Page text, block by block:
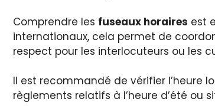
Comprendre les fuseaux horaires est
internationaux, cela permet de
respect pour les interlocuteurs ou les
Il est recommandé de vérifier l’heure
règlements relatifs à l’heure d’été ou